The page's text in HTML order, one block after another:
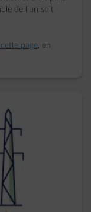
de l’un soit
page, en